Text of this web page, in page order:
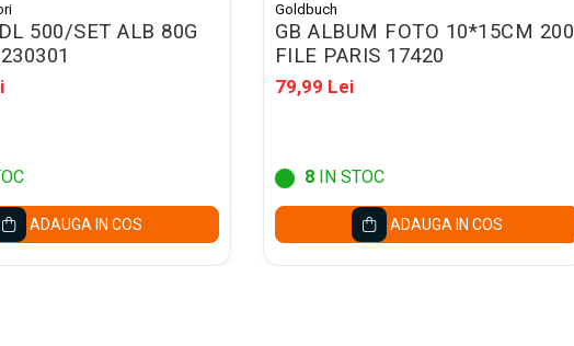
500/SET ALB 80G
ADAUGA IN COS
Goldbuch
GB ALBUM FOTO 10*15CM 200
FILE PARIS 17420
79,99 Lei
8IN STOC
ADAUGA IN COS